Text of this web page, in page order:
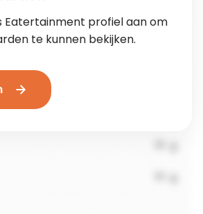
Eatertainment profiel aan om
te kunnen bekijken.